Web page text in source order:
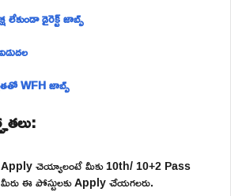
డైరెక్ట్ జాబ్స్
WFH జాబ్స్
Apply చెయ్యాలంటే మీకు 10th/ 10+2 Pass
ఈ పోస్టులకు Apply చేయగలరు.